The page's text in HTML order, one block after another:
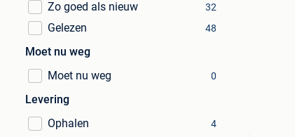
Zo goed als nieuw 32
Gelezen 48
Moet nu weg
Moet nu weg
0
Levering
Ophalen
4